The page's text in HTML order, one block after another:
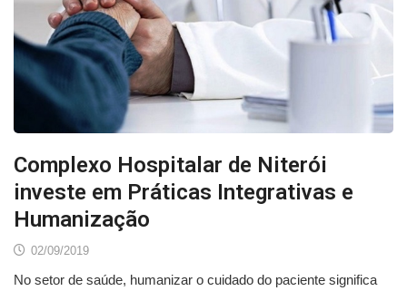
Complexo Hospitalar de Niterói
investe em Práticas Integrativas e
Humanização
02/09/2019
No setor de saúde, humanizar o cuidado do paciente significa